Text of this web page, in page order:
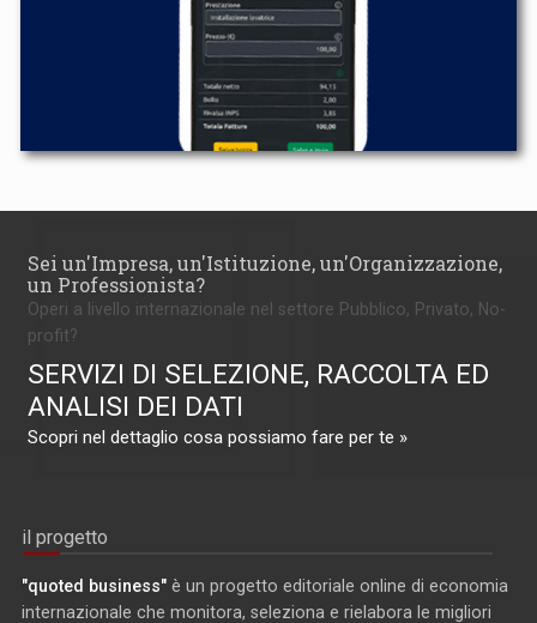
Sei un'Impresa, un'Istituzione, un'Organizzazione,
un Professionista?
Operi a livello internazionale nel settore Pubblico, Privato, No-
profit?
SERVIZI DI SELEZIONE, RACCOLTA ED
ANALISI DEI DATI
Scopri nel dettaglio cosa possiamo fare per te »
il progetto
"quoted business" è un progetto editoriale online di economia
internazionale che monitora, seleziona e rielabora le migliori